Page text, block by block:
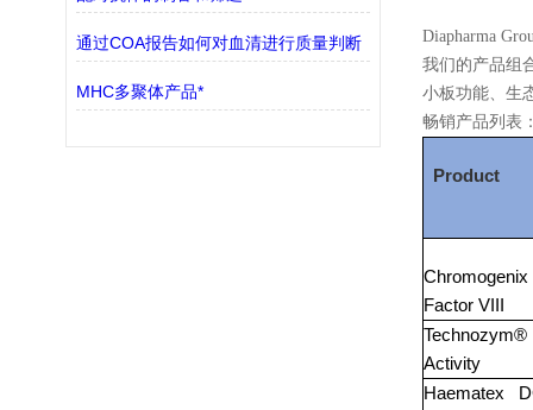
通过COA报告如何对血清进行质量判断
MHC多聚体产品*
Diapharma
我们的产品组
小板功能、生
畅销产品列表
Product
Factor VIII
Activity
Haematex